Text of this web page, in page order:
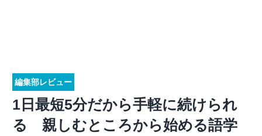
編集部レビュー
1日最短5分だから手軽に続けられ
る 親しむところから始める語学